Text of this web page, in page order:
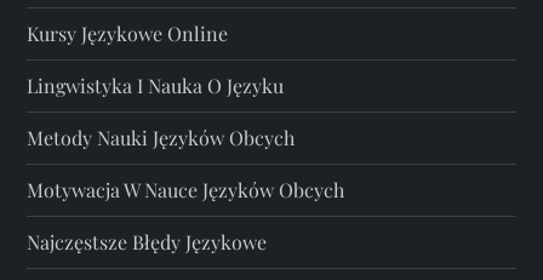
Kursy Językowe Online
Lingwistyka I Nauka O Języku
Metody Nauki Języków Obcych
Motywacja W Nauce Języków Obcych
Najczęstsze Błędy Językowe